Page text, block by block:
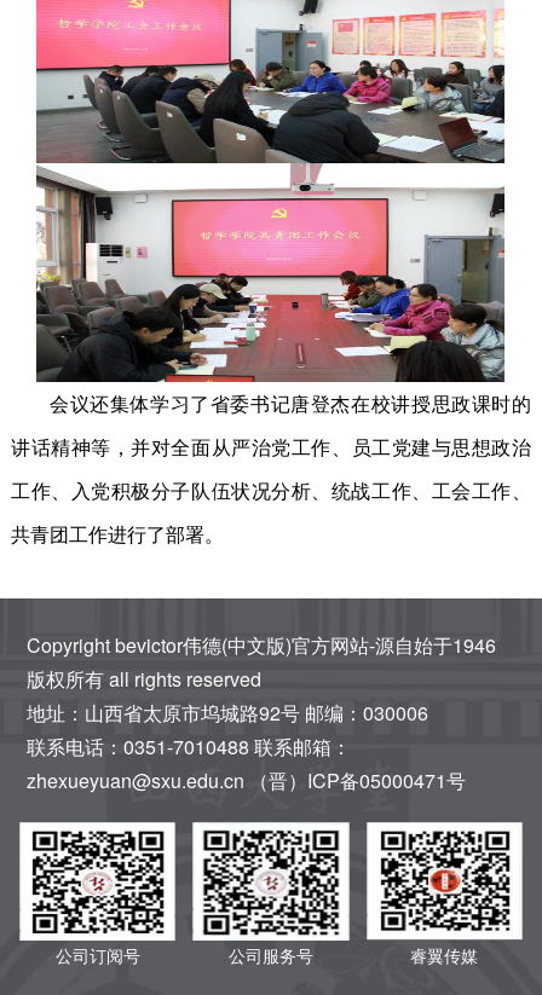
会议还集体学习了省委书记唐登杰在校讲授思政课时的
讲话精神等 ，并对全面从严治党工作、 员工党建与思想政治
工作 入党积极分子队伍状况分析 统战工作 工会工作
共青团工作进行了部署。
Copyright bevictor伟德(中文版)官方网站-源自始于1946
版权所有 all rights reserved
地址：山西省太原市坞城路92号 邮编：030006
联系电话：0351-7010488 联系邮箱：
zhexueyuan@sxu.edu.cn （晋）ICP备05000471号
公司订阅号 公司服务号 睿翼传媒